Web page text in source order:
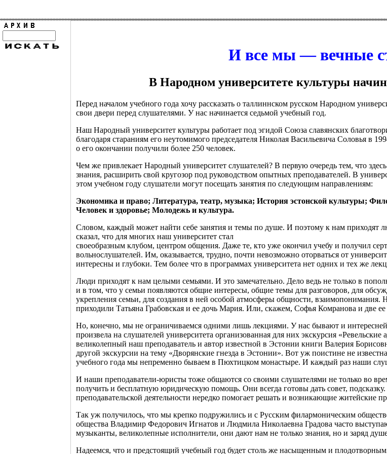
И все мы — вечные
В Народном университете культуры
Перед началом учебного года хочу рассказать о таллиннском русском Народном
свои двери перед слушателями. У нас начинается седьмой учебный год.
Наш Народный университет культуры работает под эгидой Союза славянских
благодаря стараниям его неутомимого председателя Николая Васильевича Соловья в
о его окончании получили более 250 человек.
Чем же привлекает Народный университет слушателей? В первую очередь тем, что
знания, расширить свой кругозор под руководством опытных преподавателей. В
этом учебном году слушатели могут посещать занятия по следующим направлениям:
Экономика и право; Литература, театр, музыка; История эстонской культуры;
Человек и здоровье; Молодежь и культура.
Словом, каждый может найти себе занятия и темы по душе. И поэтому к нам приходят
сказал, что для многих наш университет стал
своеобразным клубом, центром общения. Даже те, кто уже окончил учебу и получил
вольнослушателей. Им, оказывается, трудно, почти невозможно оторваться от
интересны и глубоки. Тем более что в программах университета нет одних и тех же
Люди приходят к нам целыми семьями. И это замечательно. Дело ведь не только в
и в том, что у семьи появляются общие интересы, общие темы для разговоров, для
укрепления семьи, для создания в ней особой атмосферы общности, взаимопонимания.
приходили Татьяна Грабовская и ее дочь Мария. Или, скажем, Софья Комранова и две
Но, конечно, мы не ограничиваемся одними лишь лекциями. У нас бывают и
произвела на слушателей университета организованная для них экскурсия
великолепный наш преподаватель и автор известной в Эстонии книги Валерия
другой экскурсии на тему «Дворянские гнезда в Эстонии». Вот уж поистине не
учебного года мы непременно бываем в Пюхтицком монастыре. И каждый раз наши
И наши преподаватели-юристы тоже общаются со своими слушателями не только во
получить и бесплатную юридическую помощь. Они всегда готовы дать совет,
преподавательской деятельности нередко помогает решать и возникающие житейские
Так уж получилось, что мы крепко подружились и с Русским филармоническим
общества Владимир Федорович Игнатов и Людмила Николаевна Градова часто
музыканты, великолепные исполнители, они дают нам не только знания, но и заряд
Надеемся, что и предстоящий учебный год будет столь же насыщенным и